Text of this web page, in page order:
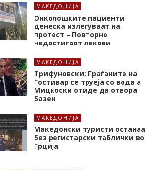
МАКЕДОНИЈА
Онколошките пациенти
денеска излегуваат на
протест – Повторно
недостигаат лекови
МАКЕДОНИЈА
Трифуновски: Граѓаните на
Гостивар се труеја со вода а
Мицкоски отиде да отвора
базен
МАКЕДОНИЈА
Македонски туристи останаа
без регистарски таблички во
Грција